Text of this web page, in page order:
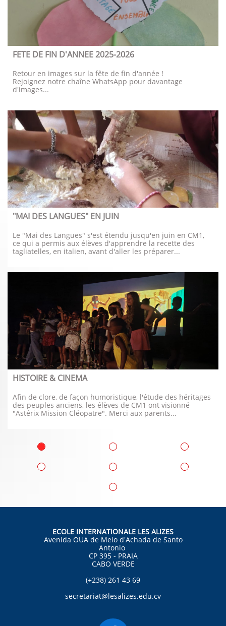
FETE DE FIN D'ANNEE 2025-2026
Retour en images sur la fête de fin d'année !
Rejoignez notre chaîne WhatsApp pour davantage
d'images...
"MAI DES LANGUES" EN JUIN
Le "Mai des Langues" s'est étendu jusqu'en juin en CM1,
ce qui a permis aux élèves d'apprendre la recette des
tagliatelles, en italien, avant d'aller les préparer...
HISTOIRE & CINEMA
Afin de clore, de façon humoristique, l'étude des héritages
des peuples anciens, les élèves de CM1 ont visionné
"Astérix Mission Cléopatre". Merci aux parents...
ECOLE INTERNATIONALE LES ALIZES
Avenida OUA de Meio d'Achada de Santo
Antonio
CP 395 - PRAIA
CABO VERDE
(+238) 261 43 69
secretariat@lesalizes.edu.cv